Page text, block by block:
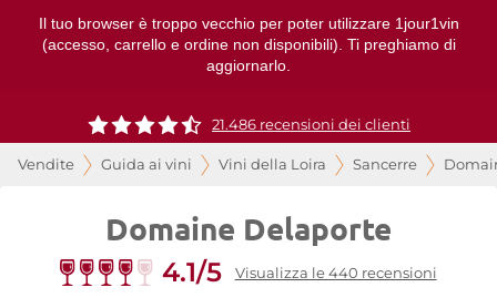
Il tuo browser è troppo vecchio per poter utilizzare 1jour1vin
(accesso, carrello e ordine non disponibili). Ti preghiamo di
aggiornarlo.
21.486 recensioni dei clienti
Vendite Guida ai vini Vini della Loira Sancerre
Domaine Delaporte
4.1/5 Visualizza le 440 recensioni